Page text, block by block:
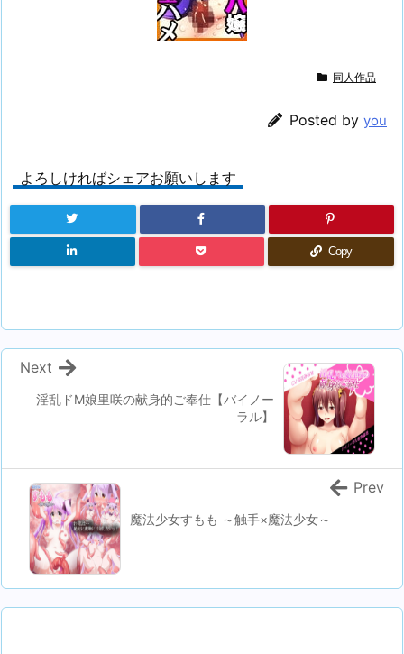
同人作品
Posted by you
よろしければシェアお願いします
Copy
淫乱ドM娘里咲の献身的ご奉仕【バイノー
ラル】
Next
魔法少女すもも ～触手×魔法少女～
Prev